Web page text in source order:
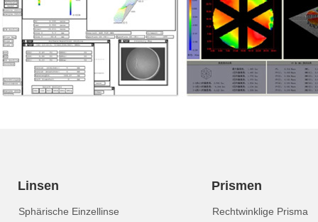
Linsen
Sphärische Einzellinse
Prismen
Rechtwinklige Prisma